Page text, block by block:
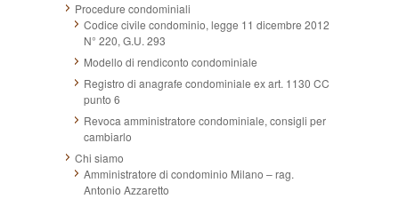
Procedure condominiali
Codice civile condominio, legge 11 dicembre 2012
N° 220, G.U. 293
Modello di rendiconto condominiale
Registro di anagrafe condominiale ex art. 1130 CC
punto 6
Revoca amministratore condominiale, consigli per
cambiarlo
Chi siamo
Amministratore di condominio Milano – rag.
Antonio Azzaretto